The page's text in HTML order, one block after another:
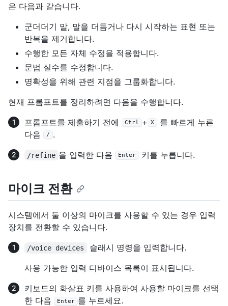
은 다음과 같습니다.
군더더기 말, 말을 더듬거나 다시 시작하는 표현 또는
반복을 제거합니다.
수행한 모든 자체 수정을 적용합니다.
문법 실수를 수정합니다.
명확성을 위해 관련 지점을 그룹화합니다.
현재 프롬프트를 정리하려면 다음을 수행합니다.
프롬프트를 제출하기 전에
Ctrl + X
를 빠르게 누른
다음
/ .
/refine 을 입력한 다음 Enter 키를 누릅니다.
마이크 전환
시스템에서 둘 이상의 마이크를 사용할 수 있는 경우 입력
장치를 전환할 수 있습니다.
/voice devices
슬래시 명령을 입력합니다.
사용 가능한 입력 디바이스 목록이 표시됩니다.
키보드의 화살표 키를 사용하여 사용할 마이크를 선택
한 다음
Enter 를 누르세요.